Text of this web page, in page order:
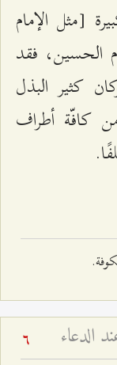
[مثل الإمام
الحسين، فقد
كثير البذل
كافّة أطراف
الدعاء 6